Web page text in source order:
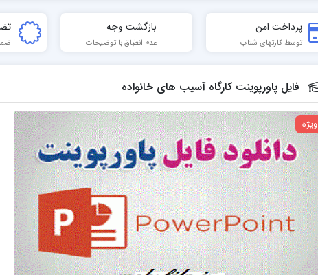
مقاله پژوهشی
پرداخت امن
توسط کارتهای شتاب
بازگشت وجه
عدم انطباق با توضیحات
فایل پاورپوینت کارگاه آسیب های خانواده
ویژه